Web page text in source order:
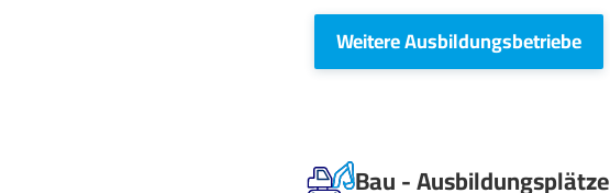
Weitere Ausbildungsbetriebe
Bau - Ausbildungsplätze